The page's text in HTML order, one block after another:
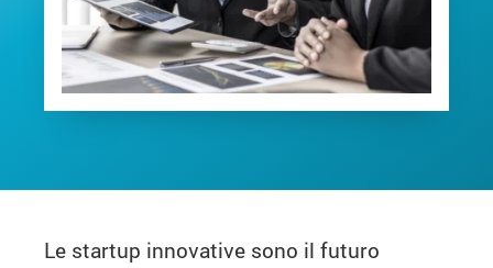
Le startup innovative sono il futuro